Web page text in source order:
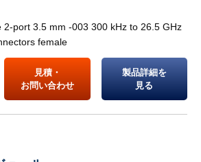
2-port 3.5 mm -003 300 kHz to 26.5 GHz
female
見積・
お問い合わせ
製品詳細を
見る